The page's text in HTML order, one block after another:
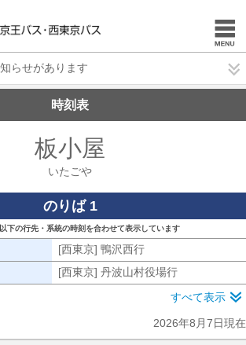
らせがあります
時刻表
板小屋
いたごや
のりば 1
下の行先・系統の時刻を合わせて表示しています
[西東京] 鴨沢西行
[西東京] 丹波山村役場行
すべて表示
2026年8月7日現在